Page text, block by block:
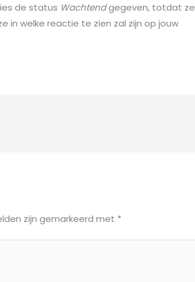
de status Wachtendgegeven, totdat ze
in welke reactie te zien zal zijn op jouw
zijn gemarkeerd met *